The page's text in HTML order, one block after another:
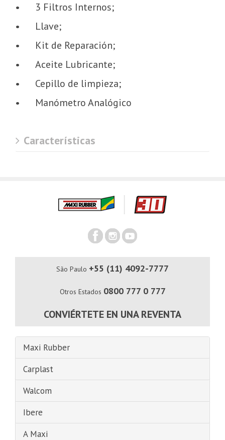
•
3 Filtros Internos;
•
Llave;
•
Kit de Reparación;
•
Aceite Lubricante;
•
Cepillo de limpieza;
•
Manómetro Analógico
Características
São Paulo +55 (11) 4092-7777
Otros Estados 0800 777 0 777
CONVIÉRTETE EN UNA REVENTA
Maxi Rubber
Carplast
Walcom
Ibere
A Maxi